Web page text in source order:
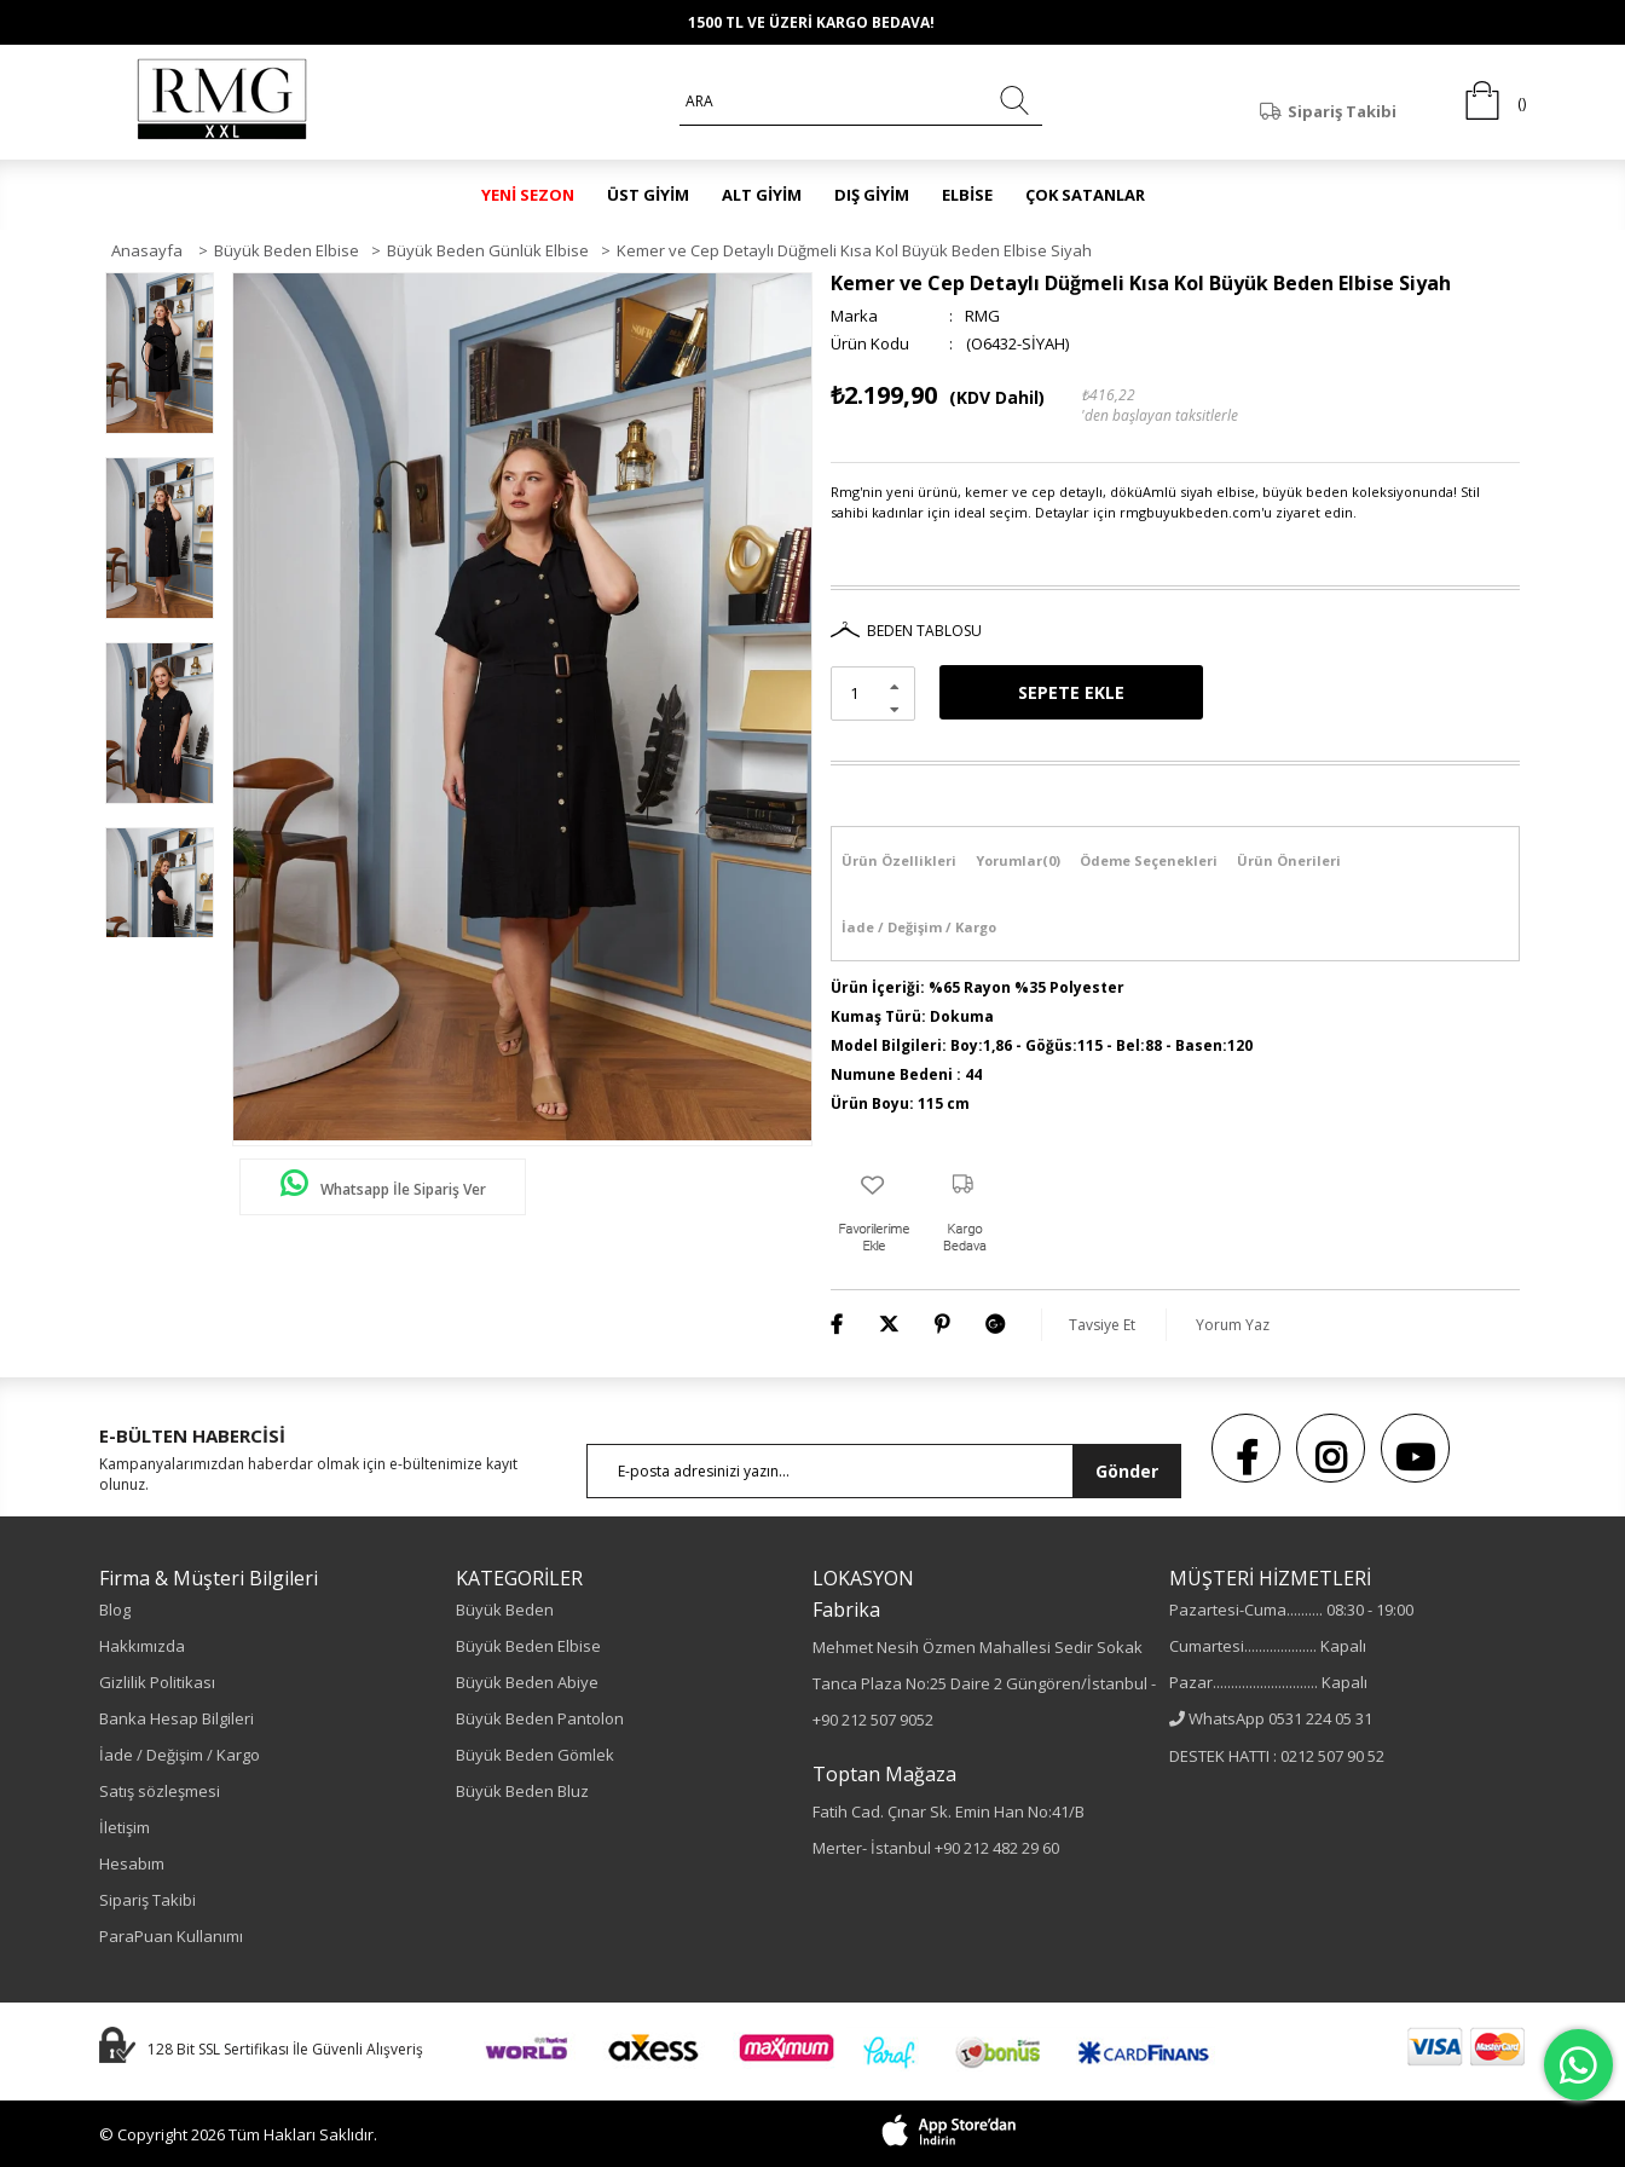
1500 TL VE ÜZERİ KARGO BEDAVA!
Sipariş Takibi
YENİ SEZON ÜST GİYİM ALT GİYİM DIŞ GİYİM ELBİSE ÇOK SATANLAR
Anasayfa > Büyük Beden Elbise > Büyük Beden Günlük Elbise > Kemer ve Cep Detaylı Düğmeli Kısa Kol Büyük Beden Elbise Siyah
Whatsapp İle Sipariş Ver
Kemer ve Cep Detaylı Düğmeli Kısa Kol Büyük Beden Elbise Siyah
Marka :
RMG
(O6432-SİYAH)
₺2.199,90 (KDV Dahil)
₺416,22
'den başlayan taksitlerle
Rmg'nin yeni ürünü, kemer ve cep detaylı, döküAmlü siyah elbise, büyük beden koleksiyonunda! Stil
sahibi kadınlar için ideal seçim. Detaylar için rmgbuyukbeden.com'u ziyaret edin.
BEDEN TABLOSU
Ürün Özellikleri Yorumlar(0) Ödeme Seçenekleri Ürün Önerileri
İade / Değişim / Kargo
Ürün İçeriği: %65 Rayon %35 Polyester
Kumaş Türü: Dokuma
Model Bilgileri: Boy:1,86 - Göğüs:115 - Bel:88 - Basen:120
Numune Bedeni : 44
Ürün Boyu: 115 cm
Sezon : YAZLIK
Renk
Tavsiye Et Yorum Yaz
E-BÜLTEN HABERCİSİ
Kampanyalarımızdan haberdar olmak için e-bültenimize kayıt
olunuz.
Gönder
Firma & Müşteri Bilgileri
Blog
Hakkımızda
Gizlilik Politikası
Banka Hesap Bilgileri
İade / Değişim / Kargo
Satış sözleşmesi
İletişim
Hesabım
Sipariş Takibi
ParaPuan Kullanımı
KATEGORİLER
Büyük Beden
Büyük Beden Elbise
Büyük Beden Abiye
Büyük Beden Pantolon
Büyük Beden Gömlek
Büyük Beden Bluz
LOKASYON
Fabrika
Mehmet Nesih Özmen Mahallesi Sedir Sokak
Tanca Plaza No:25 Daire 2 Güngören/İstanbul -
+90 212 507 9052
Toptan Mağaza
Fatih Cad. Çınar Sk. Emin Han No:41/B
Merter- İstanbul +90 212 482 29 60
MÜŞTERİ HİZMETLERİ
Pazartesi-Cuma.......... 08:30 - 19:00
Cumartesi.................... Kapalı
Pazar............................. Kapalı
WhatsApp 0531 224 05 31
DESTEK HATTI : 0212 507 90 52
128 Bit SSL Sertifikası İle Güvenli Alışveriş
© Copyright 2026 Tüm Hakları Saklıdır.